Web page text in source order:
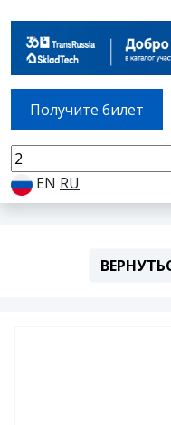
Получите билет
EN RU